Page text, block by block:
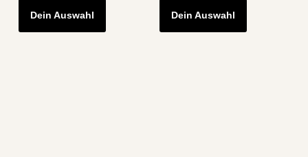
Dein Auswahl Dein Auswahl